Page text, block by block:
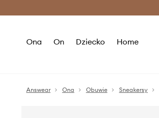
Ona On Dziecko Home
Answear Ona Obuwie Sneakersy